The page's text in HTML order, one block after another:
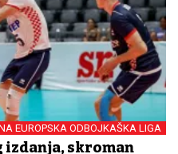
EUROPSKA ODBOJKAŠKA LIGA
izdanja, skroman